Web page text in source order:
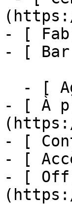
- [
- [
- [ À
- [
- [
- [